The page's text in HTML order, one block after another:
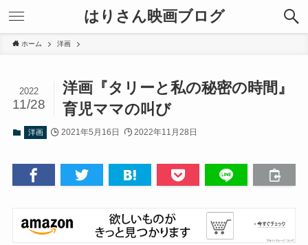
はりさん映画ブログ
ホーム 洋画
洋画『タリーと私の秘密の時間』
育児ママの叫び
2022
11/28
洋画 2021年5月16日 2022年11月28日